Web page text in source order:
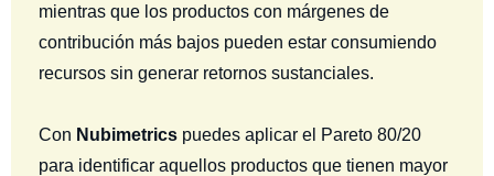
mientras que los productos con márgenes de
contribución más bajos pueden estar consumiendo
recursos sin generar retornos sustanciales.
Con Nubimetrics puedes aplicar el Pareto 80/20
para identificar aquellos productos que tienen mayor